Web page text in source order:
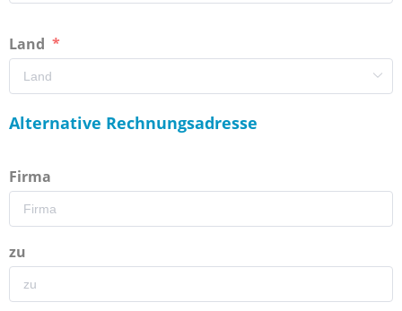
Land
Alternative Rechnungsadresse
Firma
zu